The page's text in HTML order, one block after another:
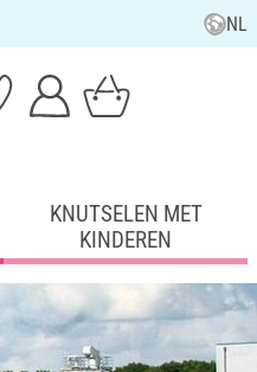
NL
KNUTSELEN MET
KINDEREN